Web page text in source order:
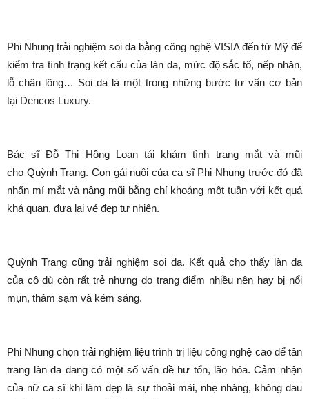
Phi Nhung trải nghiệm soi da bằng công nghệ VISIA đến từ Mỹ để
kiểm tra tình trạng kết cấu của làn da, mức độ sắc tố, nếp nhăn,
lỗ chân lông… Soi da là một trong những bước tư vấn cơ bản
tại Dencos Luxury.
Bác sĩ Đỗ Thị Hồng Loan tái khám tình trạng mắt và mũi
cho Quỳnh Trang. Con gái nuôi của ca sĩ Phi Nhung trước đó đã
nhấn mí mắt và nâng mũi bằng chỉ khoảng một tuần với kết quả
khả quan, đưa lại vẻ đẹp tự nhiên.
Quỳnh Trang cũng trải nghiệm soi da. Kết quả cho thấy làn da
của cô dù còn rất trẻ nhưng do trang điểm nhiều nên hay bị nổi
mụn, thâm sạm và kém sáng.
Phi Nhung chọn trải nghiệm liệu trình trị liệu công nghệ cao để tân
trang làn da đang có một số vấn đề hư tổn, lão hóa. Cảm nhận
của nữ ca sĩ khi làm đẹp là sự thoải mái, nhẹ nhàng, không đau